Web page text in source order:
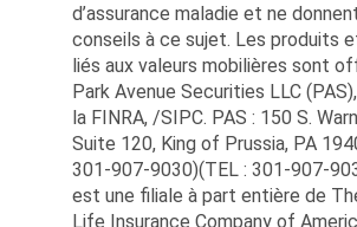
d’assurance maladie et ne
conseils à ce sujet. Les produits
liés aux valeurs mobilières sont
Park Avenue Securities LLC
la FINRA, /SIPC. PAS : 150 S.
Suite 120, King of Prussia, PA
301-907-9030)(TEL : 301-907-
est une filiale à part entière de
Life Insurance Company of